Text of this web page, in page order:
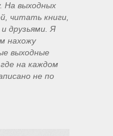
На выходных
читать книги,
друзьями. Я
нахожу
выходные
на каждом
не по